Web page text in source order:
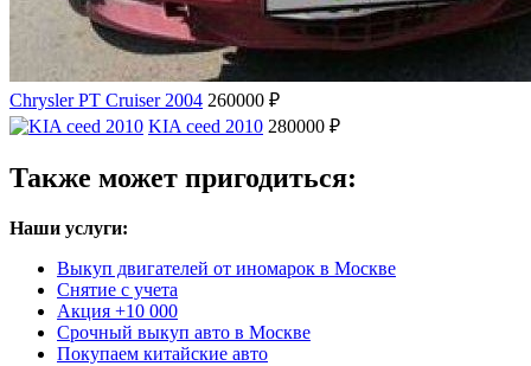
Chrysler PT Cruiser 2004 260000 ₽
KIA ceed 2010 280000 ₽
Также может пригодиться:
Наши услуги:
Выкуп двигателей от иномарок в Москве
Снятие с учета
Акция +10 000
Срочный выкуп авто в Москве
Покупаем китайские авто